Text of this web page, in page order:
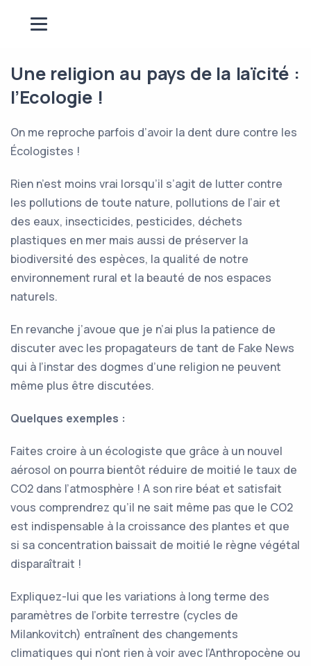
Une religion au pays de la laïcité :
l’Ecologie !
On me reproche parfois d’avoir la dent dure contre les
Écologistes !
Rien n’est moins vrai lorsqu’il s’agit de lutter contre
les pollutions de toute nature, pollutions de l’air et
des eaux, insecticides, pesticides, déchets
plastiques en mer mais aussi de préserver la
biodiversité des espèces, la qualité de notre
environnement rural et la beauté de nos espaces
naturels.
En revanche j’avoue que je n’ai plus la patience de
discuter avec les propagateurs de tant de Fake News
qui à l’instar des dogmes d’une religion ne peuvent
même plus être discutées.
Quelques exemples :
Faites croire à un écologiste que grâce à un nouvel
aérosol on pourra bientôt réduire de moitié le taux de
CO2 dans l’atmosphère ! A son rire béat et satisfait
vous comprendrez qu’il ne sait même pas que le CO2
est indispensable à la croissance des plantes et que
si sa concentration baissait de moitié le règne végétal
disparaîtrait !
Expliquez-lui que les variations à long terme des
paramètres de l’orbite terrestre (cycles de
Milankovitch) entraînent des changements
climatiques qui n’ont rien à voir avec l’Anthropocène ou